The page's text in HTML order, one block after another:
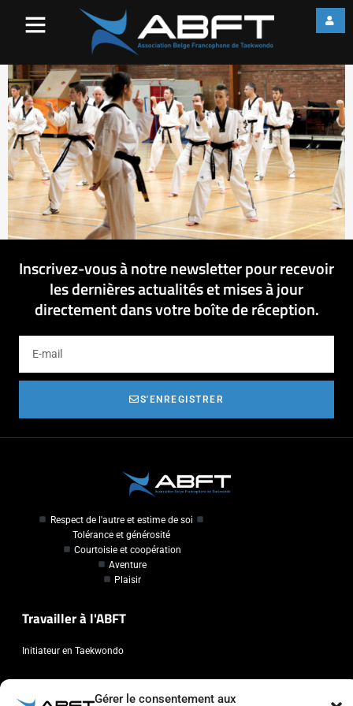
Gérer le consentement aux
Inscrivez-vous à notre newsletter pour recevoir
les dernières actualités et mises à jour
directement dans votre boîte de réception.
S'ENREGISTRER
Respect de l'autre et estime de soi
Tolérance et générosité
Courtoisie et coopération
Aventure
Plaisir
Travailler à l'ABFT
Initiateur en Taekwondo